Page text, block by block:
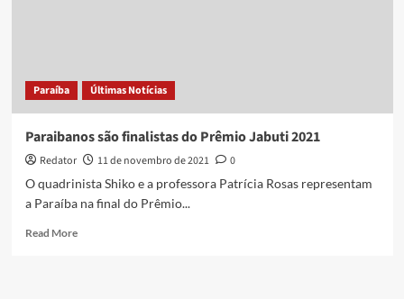
escolas
Grande
Paraíba Últimas Notícias
Paraibanos são finalistas do Prêmio Jabuti 2021
Redator 11 de novembro de 2021
0
O quadrinista Shiko e a professora Patrícia Rosas representam
a Paraíba na final do Prêmio...
Read MoreRead